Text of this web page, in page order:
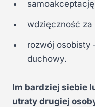
wdzięczność
rozwój osobisty
duchowy.
Im bardziej siebie
utraty drugiej